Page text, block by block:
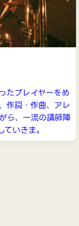
たプレイヤーをめ
作詞・作曲、アレ
ら、一流の講師陣
いきま。
テ
リ
日本工学院
楽イベント
Dreams